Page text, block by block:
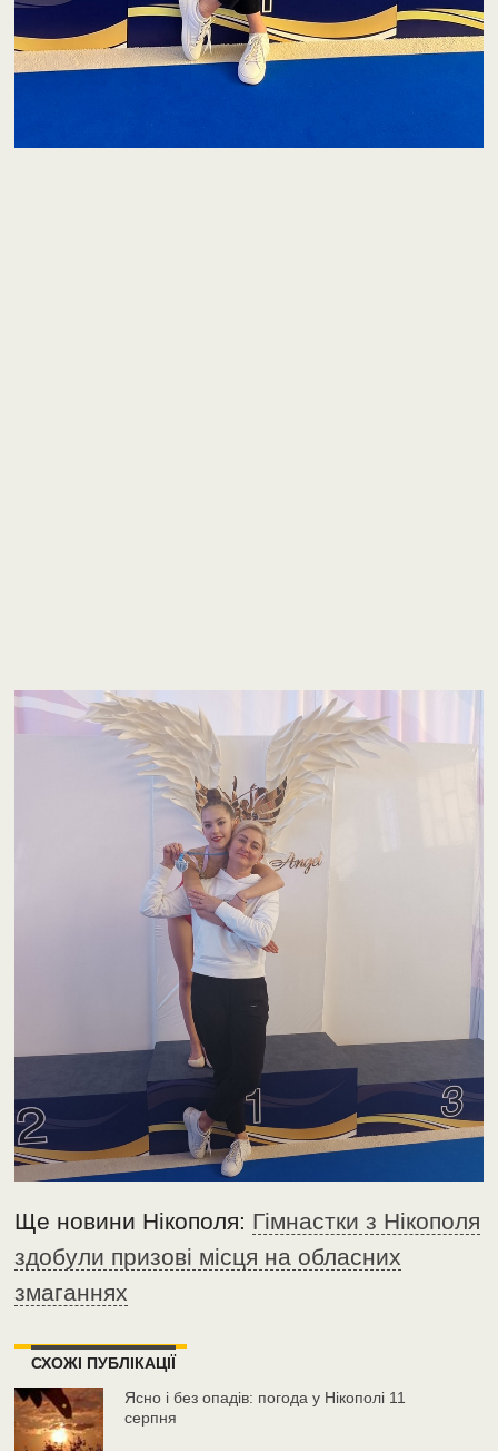
Ще новини Нікополя: Гімнастки з Нікополя
здобули призові місця на обласних
змаганнях
СХОЖІ ПУБЛІКАЦІЇ
Ясно і без опадів: погода у Нікополі 11
серпня